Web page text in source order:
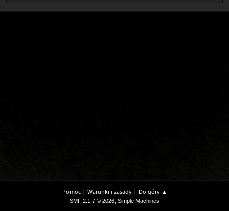
Pomoc| Warunki i zasady| Do góry ▲
SMF 2.1.7 © 2026, Simple Machines